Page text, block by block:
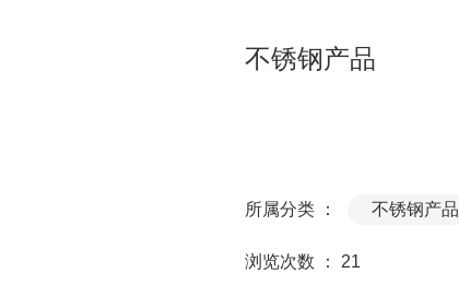
不锈钢产品
所属分类 ： 不锈钢产品
浏览次数 ： 21